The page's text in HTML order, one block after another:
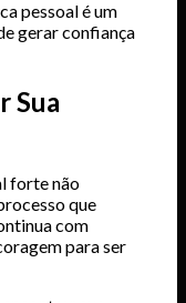
pessoal é um
gerar confiança
Sua
forte não
que
com
para ser